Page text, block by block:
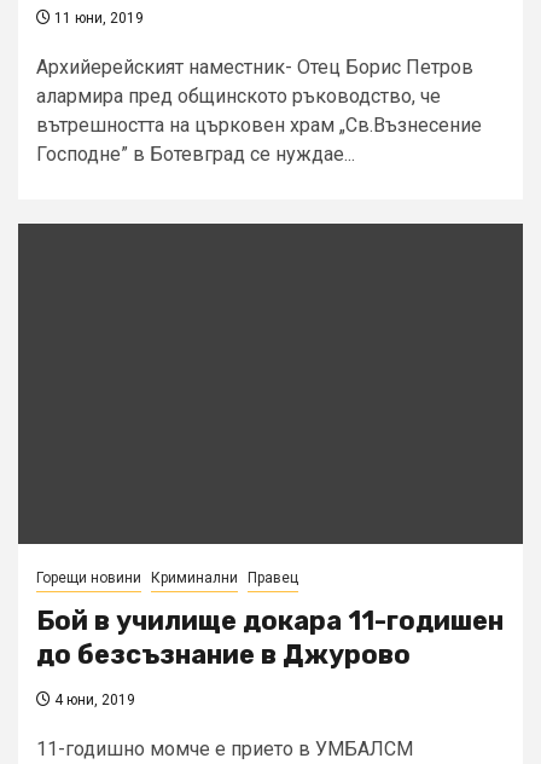
11 юни, 2019
Aрхийерейският наместник- Отец Борис Петров
алармира пред общинското ръководство, че
вътрешността на църковен храм „Св.Възнесение
Господне” в Ботевград се нуждае...
Горещи новини Криминални Правец
Бой в училище докара 11-годишен
до безсъзнание в Джурово
4 юни, 2019
11-годишно момче е прието в УМБАЛСМ